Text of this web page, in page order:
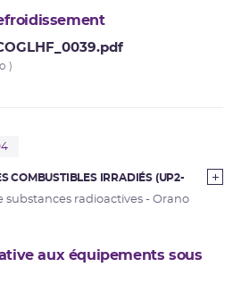
)
COMBUSTIBLES IRRADIÉS (UP2-
substances radioactives - Orano
aux équipements sous